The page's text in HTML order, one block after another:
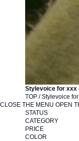
Stylevoice for xxx
TOP / Stylevoice
CLOSE THE MENU OPEN
STATUS
CATEGORY
PRICE
COLOR